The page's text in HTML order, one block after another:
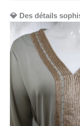
💎 Des détails